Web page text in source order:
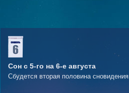
Сон с 5-го на 6-е августа
Сбудется вторая половина сновидения.